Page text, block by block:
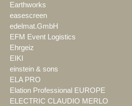
Earthworks
easescreen
edelmat.GmbH
EFM Event Logistics
Ehrgeiz
EIKI
einstein & sons
ELA PRO
Elation Professional EUROPE
ELECTRIC CLAUDIO MERLO